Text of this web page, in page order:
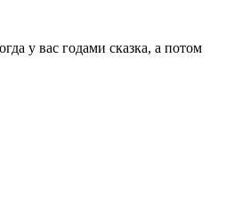
у вас годами сказка, а потом